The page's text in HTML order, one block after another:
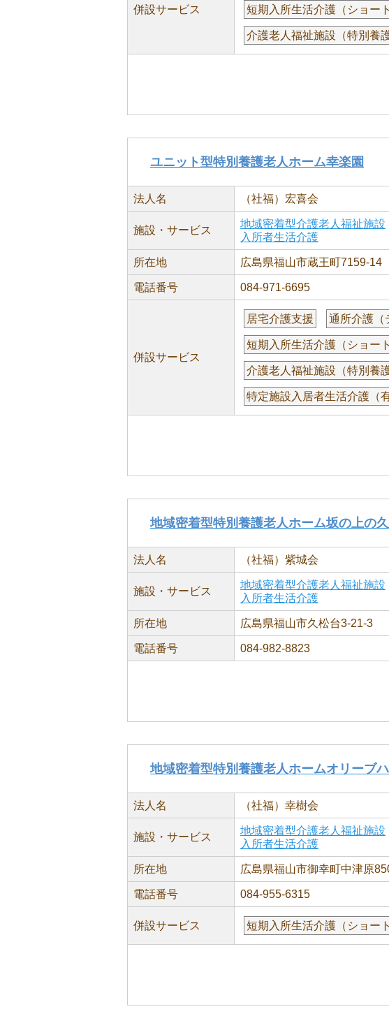
併設サービス 短期入所生活介護（ショー
介護老人福祉施設（特別養
ユニット型特別養護老人ホーム幸楽園
法人名 （社福）宏喜会
施設・サービス
地域密着型介護老人福祉施設
入所者生活介護
所在地 広島県福山市蔵王町7159-14
電話番号 084-971-6695
併設サービス
居宅介護支援 通所介護（
短期入所生活介護（ショー
介護老人福祉施設（特別養
特定施設入居者生活介護（
地域密着型特別養護老人ホーム坂の上の
法人名 （社福）紫城会
施設・サービス
地域密着型介護老人福祉施設
入所者生活介護
所在地 広島県福山市久松台3-21-3
電話番号 084-982-8823
地域密着型特別養護老人ホームオリーブ
法人名 （社福）幸樹会
施設・サービス
地域密着型介護老人福祉施設
入所者生活介護
所在地 広島県福山市御幸町中津原
電話番号 084-955-6315
併設サービス 短期入所生活介護（ショー